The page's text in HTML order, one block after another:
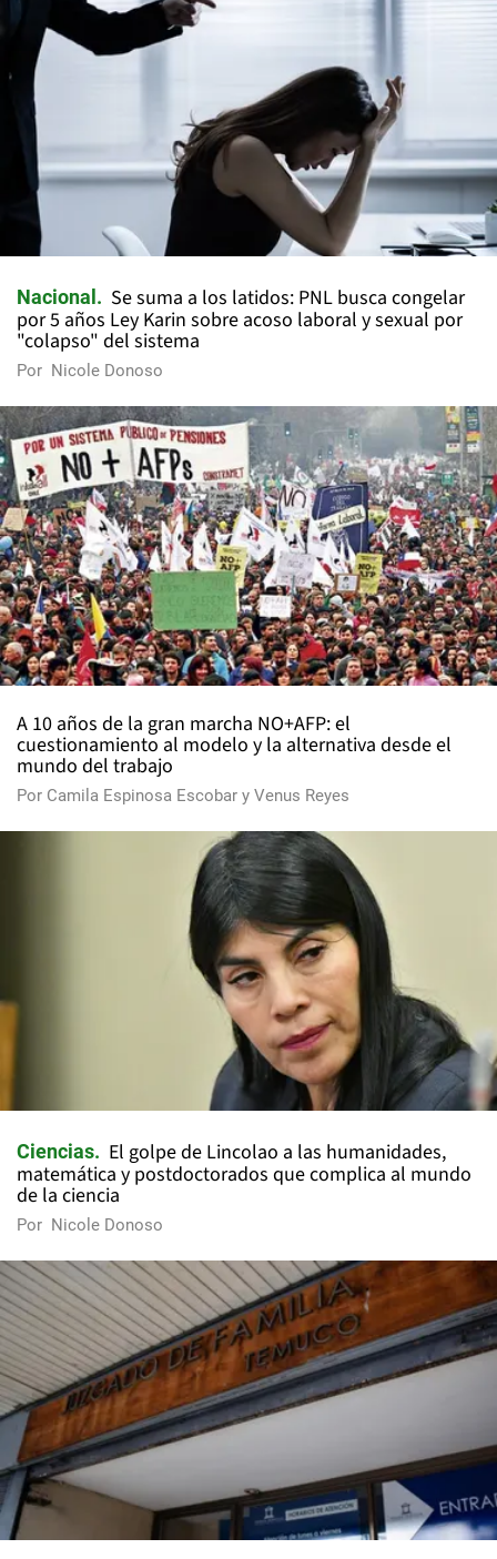
Nacional
Se suma a los latidos: PNL busca congelar
por 5 años Ley Karin sobre acoso laboral y sexual por
"colapso" del sistema
Por Nicole Donoso
A 10 años de la gran marcha NO+AFP: el
cuestionamiento al modelo y la alternativa desde el
mundo del trabajo
Por Camila Espinosa Escobar y Venus Reyes
Ciencias
El golpe de Lincolao a las humanidades,
matemática y postdoctorados que complica al mundo
de la ciencia
Por Nicole Donoso